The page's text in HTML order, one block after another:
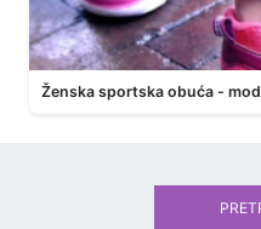
Ženska sportska obuća -